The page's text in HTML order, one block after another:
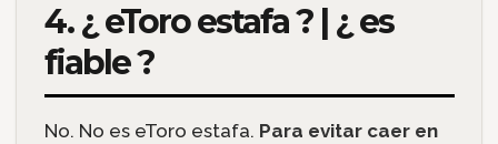
4. ¿ eToro estafa ? | ¿ es
fiable ?
No. No es eToro estafa. Para evitar caer en